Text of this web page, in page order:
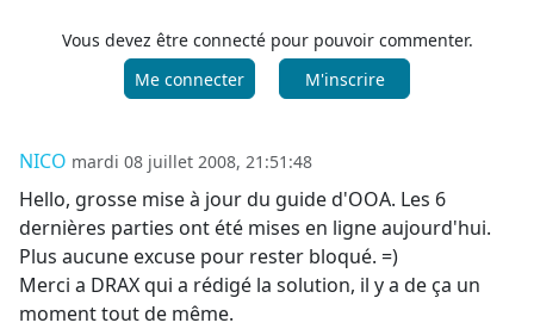
Vous devez être connecté pour pouvoir commenter.
Me connecter
M'inscrire
NICO mardi 08 juillet 2008, 21:51:48
Hello, grosse mise à jour du guide d'OOA. Les 6
dernières parties ont été mises en ligne aujourd'hui.
Plus aucune excuse pour rester bloqué. =)
Merci a DRAX qui a rédigé la solution, il y a de ça un
moment tout de même.